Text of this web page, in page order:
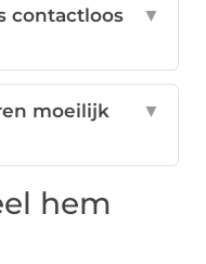
contactloos
▼
moeilijk
▼
hem